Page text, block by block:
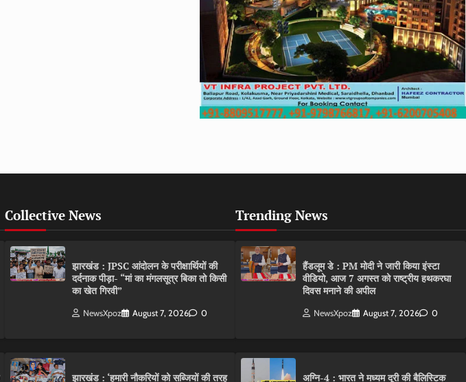
Collective News
झारखंड : JPSC आंदोलन के परीक्षार्थियों की
दर्दनाक पीड़ा- “मां का मंगलसूत्र बिका तो किसी
का खेत गिरवी”
NewsXpoz August 7, 2026 0
झारखंड : ‘हमारी नौकरियों को सब्जियों की तरह
Trending News
हैंडलूम डे : PM मोदी ने जारी किया इंस्टा
वीडियो, आज 7 अगस्त को राष्ट्रीय हथकरघा
दिवस मनाने की अपील
NewsXpoz August 7, 2026 0
अग्नि-4 : भारत ने मध्यम दूरी की बैलिस्टिक